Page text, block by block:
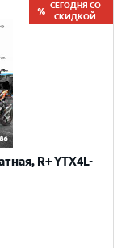
СЕГОДНЯ СО
СКИДКОЙ
R+ YTX4L-